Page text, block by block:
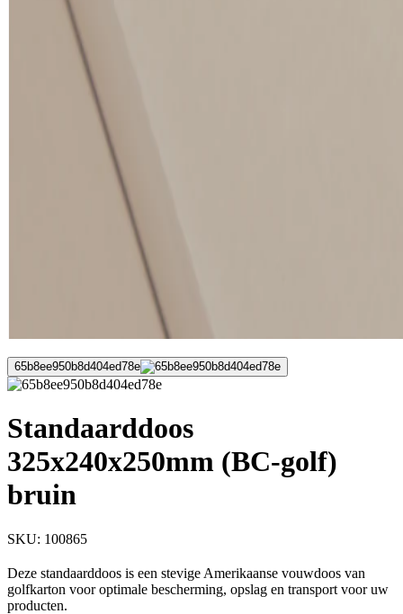
65b8ee950b8d404ed78e
Standaarddoos
325x240x250mm (BC-golf)
bruin
SKU: 100865
Deze standaarddoos is een stevige Amerikaanse vouwdoos van
golfkarton voor optimale bescherming, opslag en transport voor uw
producten.